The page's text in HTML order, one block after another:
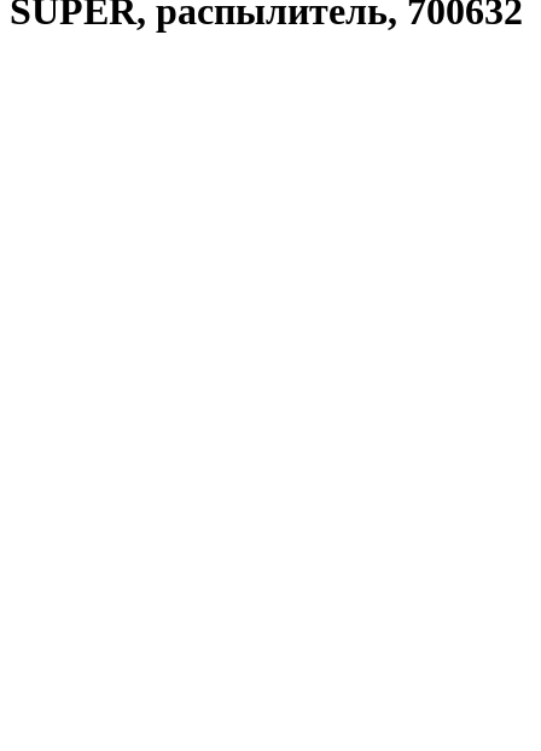
SUPER, распылитель, 700632